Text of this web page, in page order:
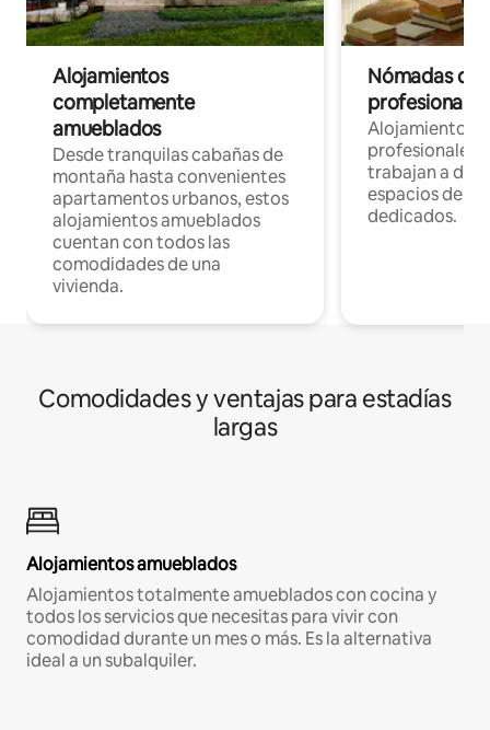
Alojamientos
completamente
amueblados
Desde tranquilas cabañas de
montaña hasta convenientes
apartamentos urbanos, estos
alojamientos amueblados
cuentan con todos las
comodidades de una
vivienda.
Nómadas
Alojamientos
profesionales
trabajan a
espacios de
dedicados.
Comodidades y ventajas para estadías
largas
Alojamientos amueblados
Alojamientos totalmente amueblados con cocina y
todos los servicios que necesitas para vivir con
comodidad durante un mes o más. Es la alternativa
ideal a un subalquiler.